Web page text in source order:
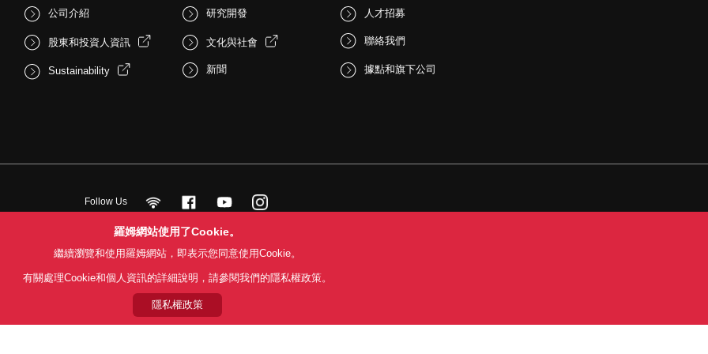
公司介紹
股東和投資人資訊
Sustainability
研究開發
文化與社會
新聞
人才招募
聯絡我們
據點和旗下公司
Follow Us
利用目的 隱私權政策 網站地圖 關於本公司產品銷售之標準條款(PDF)
© 1997 - 2026 ROHM CO., LTD. ALL RIGHTS RESERVED.
羅姆網站使用了Cookie。
繼續瀏覽和使用羅姆網站，即表示您同意使用Cookie。
有關處理Cookie和個人資訊的詳細說明，請參閱我們的隱私權政策。
隱私權政策